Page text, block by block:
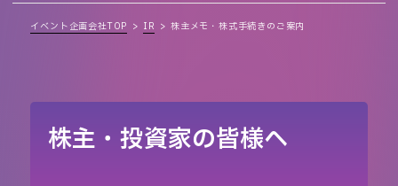
イベント企画会社TOP IR 株主メモ・株式手続きのご案内
株主・投資家の皆様へ